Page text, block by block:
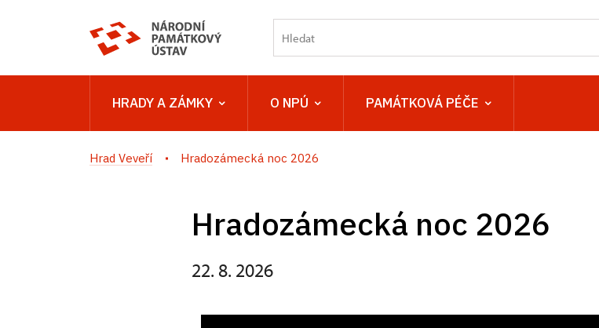
HRADY A ZÁMKY O NPÚ PAMÁTKOVÁ PÉČE
Hrad Veveří Hradozámecká noc 2026
Hradozámecká noc 2026
22. 8. 2026